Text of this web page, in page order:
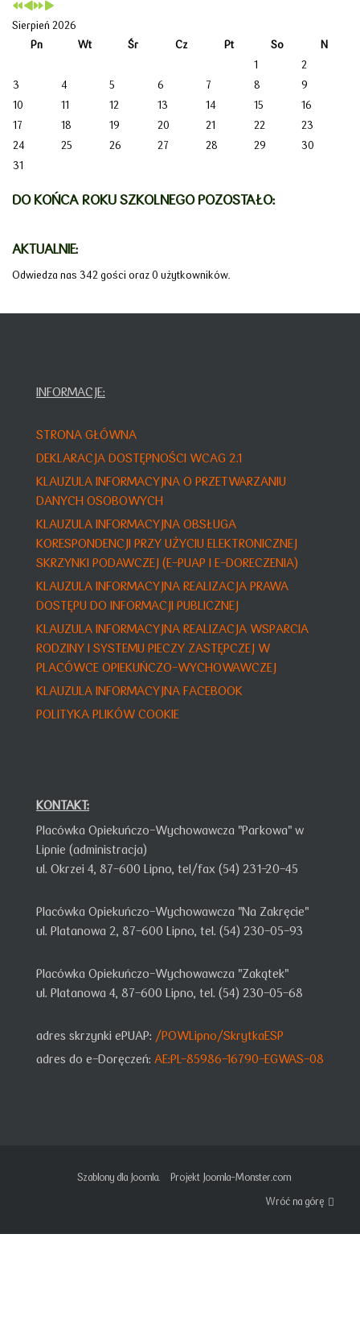
Sierpień 2026
Pn
Wt Śr Cz Pt So
N
1
2
3
4 5 6 7 8
9
10
11 12 13 14 15
16
17
18 19 20 21 22
23
24
25 26 27 28 29
30
31
DO KOŃCA ROKU SZKOLNEGO POZOSTAŁO:
AKTUALNIE:
Odwiedza nas 342 gości oraz 0 użytkowników.
INFORMACJE:
STRONA GŁÓWNA
DEKLARACJA DOSTĘPNOŚCI WCAG 2.1
KLAUZULA INFORMACYJNA O PRZETWARZANIU
DANYCH OSOBOWYCH
KLAUZULA INFORMACYJNA OBSŁUGA
KORESPONDENCJI PRZY UŻYCIU ELEKTRONICZNEJ
SKRZYNKI PODAWCZEJ (E-PUAP I E-DORECZENIA)
KLAUZULA INFORMACYJNA REALIZACJA PRAWA
DOSTĘPU DO INFORMACJI PUBLICZNEJ
KLAUZULA INFORMACYJNA REALIZACJA WSPARCIA
RODZINY I SYSTEMU PIECZY ZASTĘPCZEJ W
PLACÓWCE OPIEKUŃCZO-WYCHOWAWCZEJ
KLAUZULA INFORMACYJNA FACEBOOK
POLITYKA PLIKÓW COOKIE
KONTAKT:
Placówka Opiekuńczo-Wychowawcza "Parkowa" w
Lipnie (administracja)
ul. Okrzei 4, 87-600 Lipno, tel/fax (54) 231-20-45
Placówka Opiekuńczo-Wychowawcza "Na Zakręcie"
ul. Platanowa 2, 87-600 Lipno, tel. (54) 230-05-93
Placówka Opiekuńczo-Wychowawcza "Zakątek"
ul. Platanowa 4, 87-600 Lipno, tel. (54) 230-05-68
adres skrzynki ePUAP: /POWLipno/SkrytkaESP
adres do e-Doręczeń: AE:PL-85986-16790-EGWAS-08
Szablony dla Joomla.
Projekt Joomla-Monster.com
Wróć na górę